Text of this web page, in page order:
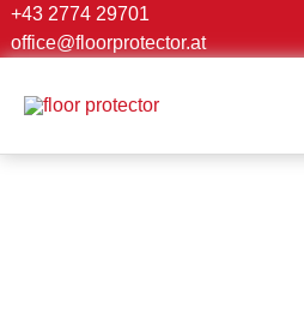
Zum
Inhalt
+43 2774 29701
office@floorprotector.at
Suchen …